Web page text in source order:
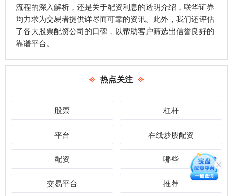
流程的深入解析，还是关于配资利息的透明介绍，联华证券
均力求为交易者提供详尽而可靠的资讯。此外，我们还评估
了各大股票配资公司的口碑，以帮助客户筛选出信誉良好的
靠谱平台。
热点关注
股票 杠杆
平台 在线炒股配资
配资 哪些
交易平台 推荐